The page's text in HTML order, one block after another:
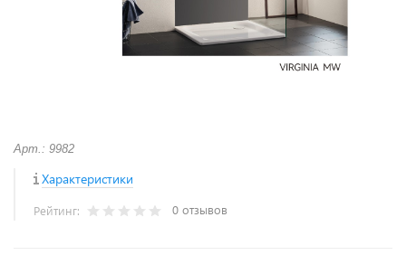
Арт.: 9982
Характеристики
Рейтинг: 0 отзывов